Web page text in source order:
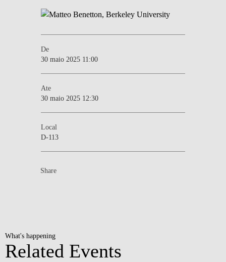
De
30 maio 2025 11:00
Ate
30 maio 2025 12:30
Local
D-113
Share
What's happening
Related Events